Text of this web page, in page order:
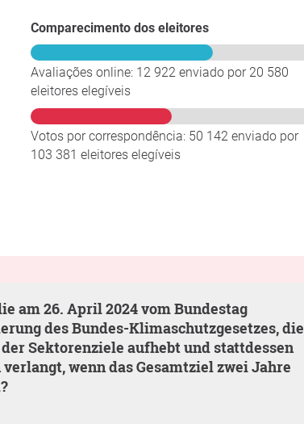
Comparecimento dos eleitores
Avaliações online: 12 922 enviado por 20 580
eleitores elegíveis
Votos por correspondência: 50 142 enviado por
103 381 eleitores elegíveis
des Bundes-Klimaschutzgesetzes, die
Sektorenziele aufhebt und stattdessen
wenn das Gesamtziel zwei Jahre